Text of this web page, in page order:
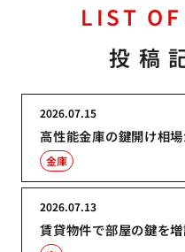
LIST
投稿
高性能金庫の鍵開け相
2026.07.15
金庫
賃貸物件で部屋の鍵を
2026.07.13